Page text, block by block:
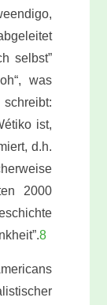
selbst”
was
ist,
d.h.
2000
8